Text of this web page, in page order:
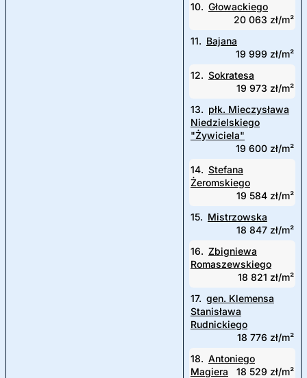
10. Głowackiego
20 063 zł/m²
11. Bajana
19 999 zł/m²
12. Sokratesa
19 973 zł/m²
13. płk. Mieczysława
Niedzielskiego
"Żywiciela"
19 600 zł/m²
14. Stefana
Żeromskiego
19 584 zł/m²
15. Mistrzowska
18 847 zł/m²
16. Zbigniewa
Romaszewskiego
18 821 zł/m²
17. gen. Klemensa
Stanisława
Rudnickiego
18 776 zł/m²
18. Antoniego
Magiera
18 529 zł/m²